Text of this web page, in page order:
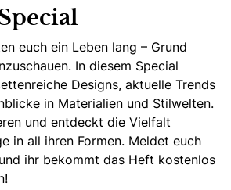
euch ein Leben lang – Grund
In diesem Special
Designs, aktuelle Trends
in Materialien und Stilwelten.
und entdeckt die Vielfalt
in all ihren Formen. Meldet euch
ihr bekommt das Heft kostenlos